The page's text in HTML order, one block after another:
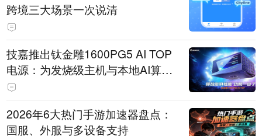
跨境三大场景一次说清
技嘉推出钛金雕1600PG5 AI TOP
电源：为发烧级主机与本地AI算力
打造旗舰供电方案
2026年6大热门手游加速器盘点：
国服、外服与多设备支持